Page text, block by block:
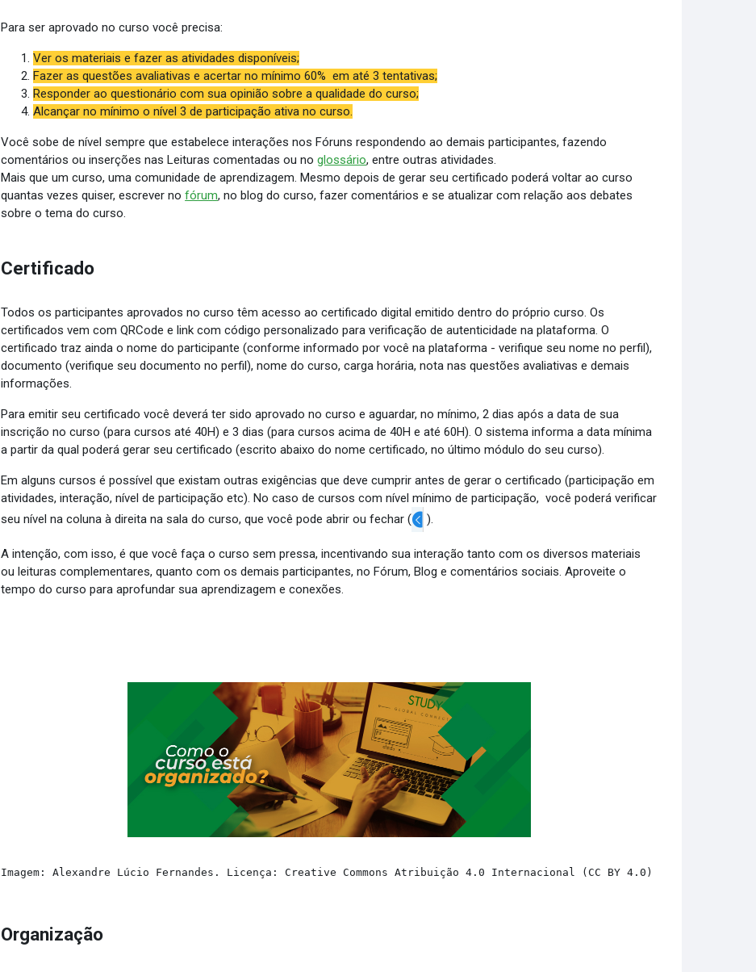
Para ser aprovado no curso você precisa:
Ver os materiais e fazer as atividades disponíveis;
Fazer as questões avaliativas e acertar no mínimo 60% em até 3 tentativas;
Responder ao questionário com sua opinião sobre a qualidade do curso;
Alcançar no mínimo o nível 3 de participação ativa no curso.
Você sobe de nível sempre que estabelece interações nos Fóruns respondendo ao demais participantes, fazendo
comentários ou inserções nas Leituras comentadas ou noglossário, entre outras atividades.
Mais que um curso, uma comunidade de aprendizagem. Mesmo depois de gerar seu certificado poderá voltar ao curso
quantas vezes quiser, escrever nofórum, no blog do curso, fazer comentários e se atualizar com relação aos debates
sobre o tema do curso.
Certificado
Todos os participantes aprovados no curso têm acesso ao certificado digital emitido dentro do próprio curso. Os
certificados vem com QRCode e link com código personalizado para verificação de autenticidade na plataforma. O
certificado traz ainda o nome do participante (conforme informado por você na plataforma - verifique seu nome no perfil),
documento (verifique seu documento no perfil), nome do curso, carga horária, nota nas questões avaliativas e demais
informações.
Para emitir seu certificado você deverá ter sido aprovado no curso e aguardar, no mínimo, 2 dias após a data de sua
inscrição no curso (para cursos até 40H) e 3 dias (para cursos acima de 40H e até 60H). O sistema informa a data mínima
a partir da qual poderá gerar seu certificado (escrito abaixo do nome certificado, no último módulo do seu curso).
Em alguns cursos é possível que existam outras exigências que deve cumprir antes de gerar o certificado (participação em
atividades, interação, nível de participação etc). No caso de cursos com nível mínimo de participação, você poderá verificar
seu nível na coluna à direita na sala do curso, que você pode abrir ou fechar (
).
A intenção, com isso, é que você faça o curso sem pressa, incentivando sua interação tanto com os diversos materiais
ou leituras complementares, quanto com os demais participantes, no Fórum, Blog e comentários sociais. Aproveite o
tempo do curso para aprofundar sua aprendizagem e conexões.
Imagem: Alexandre Lúcio Fernandes. Licença: Creative Commons Atribuição 4.0 Internacional (CC BY 4.0)
Organização